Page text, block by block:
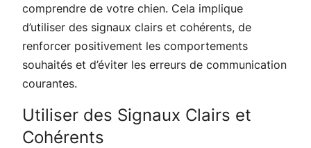
comprendre de votre chien. Cela implique
d’utiliser des signaux clairs et cohérents, de
renforcer positivement les comportements
souhaités et d’éviter les erreurs de communication
courantes.
Utiliser des Signaux Clairs et
Cohérents